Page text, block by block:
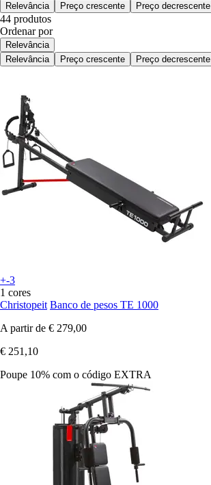
Relevância
Preço crescente Preço decrescente
44 produtos
Ordenar por
Relevância
Relevância
Preço crescente Preço decrescente
+-3
1 cores
Christopeit Banco de pesos TE 1000
A partir de € 279,00
€ 251,10
Poupe 10% com o código EXTRA